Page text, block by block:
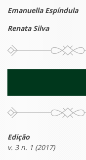
Emanuella Espíndula
Renata Silva
Edição
v. 3 n. 1 (2017)